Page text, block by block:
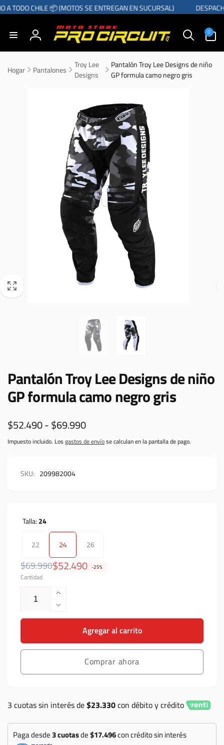
A TODO CHILE 📦 (MOTOS SE ENTREGAN EN SUCURSAL)
Iniciar
sesión
0
artículos
Hogar Pantalones
Troy Lee
Designs
Pantalón Troy Lee Designs de niño
GP formula camo negro gris
Pantalón Troy Lee Designs de niño
GP formula camo negro gris
$52.490 - $69.990
Impuesto incluido. Los gastos de envíose calculan en la pantalla de pago.
SKU: 209982004
Talla: 24
22 24 26
Precio
habitual
$69.990
Precio
de
oferta
$52.490 -25%
Cantidad
Aumentar
cantidad
para
Pantalón
Lee
Designs
formula
negro
gris
Reducir
cantidad
Pantalón
Troy
Designs
GP
camo
negro
Agregar al carrito
Comprar ahora
3 cuotas sin interés de$23.330con débito y crédito
Paga desde 3 cuotasde$17.496con crédito sin interés